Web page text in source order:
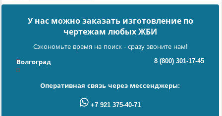
У нас можно заказать изготовление по
чертежам любых ЖБИ
Сэкономьте время на поиск - сразу звоните нам!
Волгоград 8 (800) 301-17-45
Оперативная связь через мессенджеры:
+7 921 375-40-71